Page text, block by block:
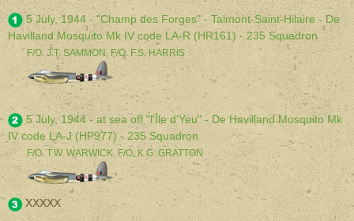
5 July, 1944 - "Champ des Forges" - Talmont-Saint-Hilaire - De
Havilland Mosquito Mk IV code LA-R (HR161) - 235 Squadron
F/O. J.T. SAMMON, F/O. F.S. HARRIS
5 July, 1944 - at sea off "l'Île d'Yeu" - De Havilland Mosquito Mk
IV code LA-J (HP977) - 235 Squadron
F/O. T.W. WARWICK, F/O. K.G. GRATTON
XXXXX